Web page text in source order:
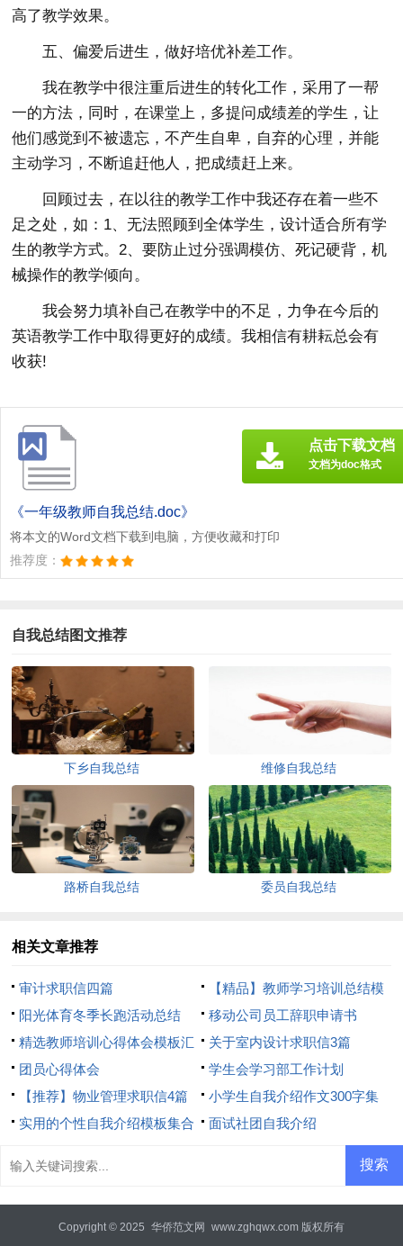
高了教学效果。
五、偏爱后进生，做好培优补差工作。
我在教学中很注重后进生的转化工作，采用了一帮
一的方法，同时，在课堂上，多提问成绩差的学生，让
他们感觉到不被遗忘，不产生自卑，自弃的心理，并能
主动学习，不断追赶他人，把成绩赶上来。
回顾过去，在以往的教学工作中我还存在着一些不
足之处，如：1、无法照顾到全体学生，设计适合所有学
生的教学方式。2、要防止过分强调模仿、死记硬背，机
械操作的教学倾向。
我会努力填补自己在教学中的不足，力争在今后的
英语教学工作中取得更好的成绩。我相信有耕耘总会有
收获!
《一年级教师自我总结.doc》
将本文的Word文档下载到电脑，方便收藏和打印
推荐度：
点击下载文档
文档为doc格式
自我总结图文推荐
下乡自我总结 维修自我总结
路桥自我总结 委员自我总结
相关文章推荐
审计求职信四篇
【精品】教师学习培训总结模
板8篇
阳光体育冬季长跑活动总结
移动公司员工辞职申请书
精选教师培训心得体会模板汇
总8篇
关于室内设计求职信3篇
团员心得体会
学生会学习部工作计划
【推荐】物业管理求职信4篇
小学生自我介绍作文300字集
合7篇
实用的个性自我介绍模板集合
面试社团自我介绍
Copyright © 2025 华侨范文网 www.zghqwx.com 版权所有